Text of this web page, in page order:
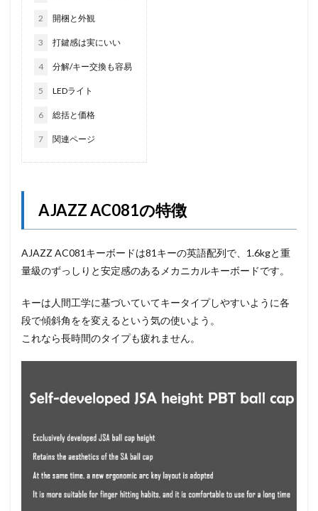
2 開梱と外観
3 打鍵感は実にいい
4 分解/キー交換も容易
5 LEDライト
6 総括と価格
7 関連ページ
AJAZZ AC081の特徴
AJAZZ AC081キーボードは81キーの英語配列で、1.6kgと重
量級のずっしりと安定感のあるメカニカルキーボードです。
キーは人間工学に基づいていてキータイプしやすいように各
段で傾斜角をを変えるという気の使いよう。
これなら長時間のタイプも疲れません。